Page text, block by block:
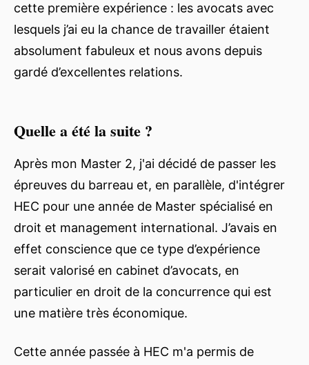
cette première expérience : les avocats avec
lesquels j’ai eu la chance de travailler étaient
absolument fabuleux et nous avons depuis
gardé d’excellentes relations.
Quelle a été la suite ?
Après mon Master 2, j'ai décidé de passer les
épreuves du barreau et, en parallèle, d'intégrer
HEC pour une année de Master spécialisé en
droit et management international. J’avais en
effet conscience que ce type d’expérience
serait valorisé en cabinet d’avocats, en
particulier en droit de la concurrence qui est
une matière très économique.
Cette année passée à HEC m'a permis de